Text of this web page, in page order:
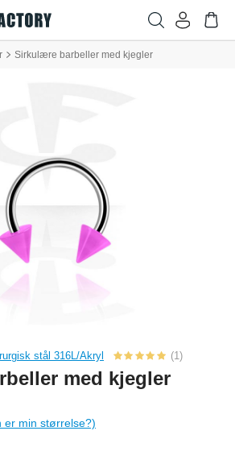
Sirkulære barbeller med kjegler
stål 316L/Akryl (1)
med kjegler
er min størrelse?)